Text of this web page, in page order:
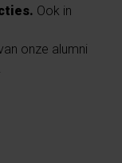
Ook in
onze alumni